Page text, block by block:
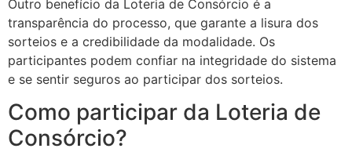
Outro benefício da Loteria de Consórcio é a
transparência do processo, que garante a lisura dos
sorteios e a credibilidade da modalidade. Os
participantes podem confiar na integridade do sistema
e se sentir seguros ao participar dos sorteios.
Como participar da Loteria de
Consórcio?